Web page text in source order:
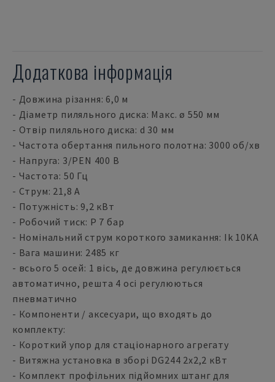
Додаткова інформація
- Довжина різання: 6,0 м
- Діаметр пиляльного диска: Макс. ø 550 мм
- Отвір пиляльного диска: d 30 мм
- Частота обертання пильного полотна: 3000 об/хв
- Напруга: 3/PEN 400 В
- Частота: 50 Гц
- Струм: 21,8 А
- Потужність: 9,2 кВт
- Робочий тиск: P 7 бар
- Номінальний струм короткого замикання: Ik 10KA
- Вага машини: 2485 кг
- всього 5 осей: 1 вісь, де довжина регулюється
автоматично, решта 4 осі регулюються
пневматично
- Компоненти / аксесуари, що входять до
комплекту:
- Короткий упор для стаціонарного агрегату
- Витяжна установка в зборі DG244 2х2,2 кВт
- Комплект профільних підйомних штанг для